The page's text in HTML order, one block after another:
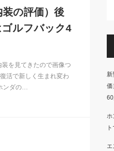
の評価）後
ルフバック4
を見てきたので画像つ
活で新しく生まれ変わ
ンダの…
新
価
ホ